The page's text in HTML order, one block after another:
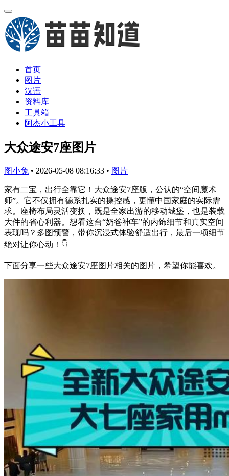
首页
图片
汉语
资料库
工具箱
阿杰小工具
大众途安7座图片
图小兔 • 2026-05-08 08:16:33 • 图片
家有二宝，出行全靠它！大众途安7座版，公认的“空间魔术
师”。它不仅拥有德系扎实的操控感，更懂中国家庭的实际需
求。座椅布局灵活变换，既是全家出游的移动城堡，也是装载
大件的省心利器。想看这台“奶爸神车”的内饰细节和真实空间
表现吗？多图预警，带你沉浸式体验舒适出行，最后一项细节
绝对让你心动！👇
下面分享一些大众途安7座图片相关的图片，希望你能喜欢。